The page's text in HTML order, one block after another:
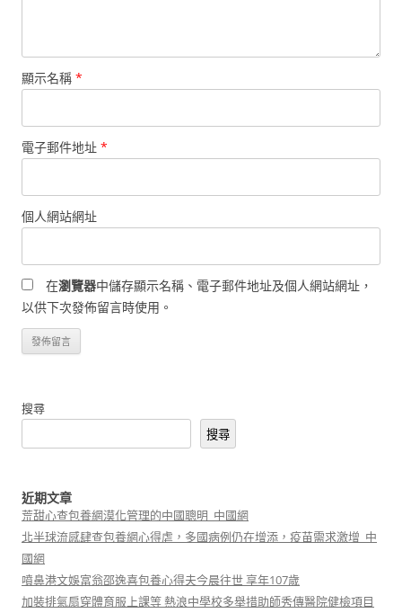
顯示名稱 *
電子郵件地址 *
個人網站網址
在瀏覽器中儲存顯示名稱、電子郵件地址及個人網站網址，
以供下次發佈留言時使用。
搜尋
搜尋
近期文章
荒甜心查包養網漠化管理的中國聰明_中國網
北半球流感肆查包養網心得虐，多國病例仍在增添，疫苗需求激增_中
國網
噴鼻港文娛富翁邵逸喜包養心得夫今晨往世 享年107歲
加裝排氣扇穿體育服上課等 熱浪中學校多舉措助師秀傳醫院健檢項目